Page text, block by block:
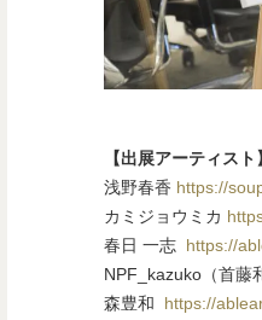
【出展アーティスト】
浅野春香 https://
カミジョウミカ
春日 一志 https://
NPF_kazuko（首藤
森豊和 https://